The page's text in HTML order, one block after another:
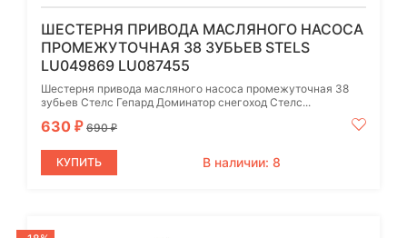
ШЕСТЕРНЯ ПРИВОДА МАСЛЯНОГО НАСОСА
ПРОМЕЖУТОЧНАЯ 38 ЗУБЬЕВ STELS
LU049869 LU087455
Шестерня привода масляного насоса промежуточная 38
зубьев Стелс Гепард Доминатор снегоход Стелс...
630 ₽ 690₽
КУПИТЬ В наличии: 8